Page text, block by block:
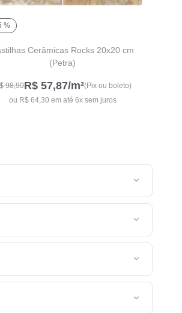
%
Cerâmicas Rocks 20x20 cm
(Petra)
98,90R$ 57,87/m²(Pix ou boleto)
ou R$ 64,30 em até 6x sem juros
se cep no campo disponível.
no carrinho de compras seguindo
escolha a transportadora expressa